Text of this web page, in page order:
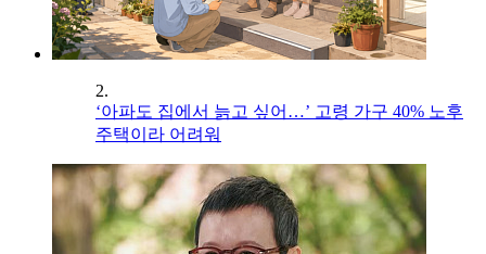
2.
‘아파도 집에서 늙고 싶어…’ 고령 가구 40% 노후
주택이라 어려워